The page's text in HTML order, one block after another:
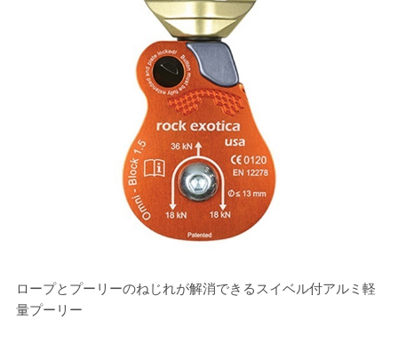
ロープとプーリーのねじれが解消できるスイベル付アルミ軽
量プーリー